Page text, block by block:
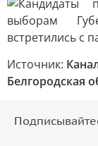
Источник:
Белгородская